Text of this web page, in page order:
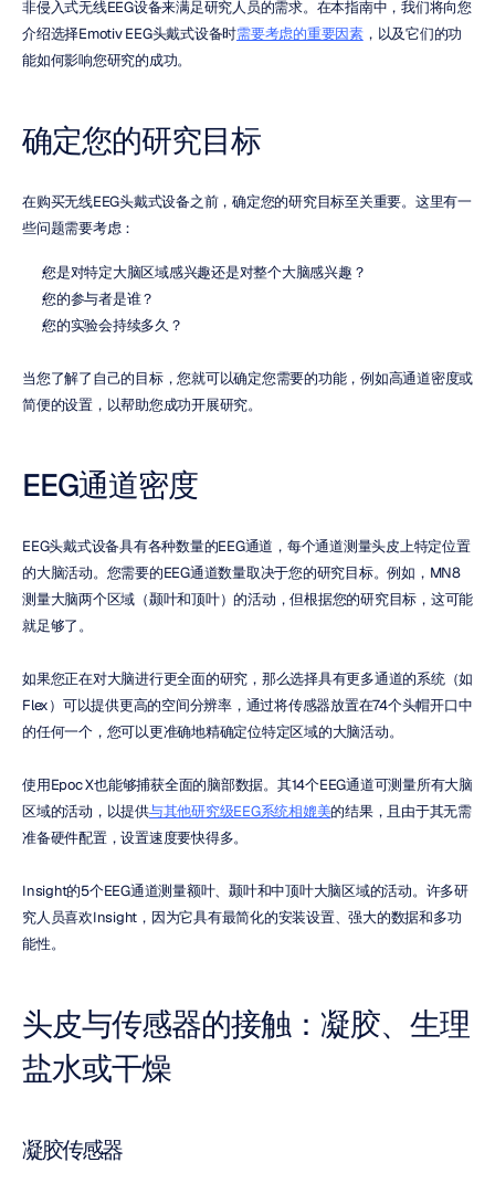
非侵入式无线EEG设备来满足研究人员的需求。在本指南中，我们将向您
介绍选择Emotiv EEG头戴式设备时需要考虑的重要因素，以及它们的功
能如何影响您研究的成功。
确定您的研究目标
在购买无线EEG头戴式设备之前，确定您的研究目标至关重要。这里有一
些问题需要考虑：
您是对特定大脑区域感兴趣还是对整个大脑感兴趣？
您的参与者是谁？
您的实验会持续多久？
当您了解了自己的目标，您就可以确定您需要的功能，例如高通道密度或
简便的设置，以帮助您成功开展研究。
EEG通道密度
EEG头戴式设备具有各种数量的EEG通道，每个通道测量头皮上特定位置
的大脑活动。您需要的EEG通道数量取决于您的研究目标。例如，MN8
测量大脑两个区域（颞叶和顶叶）的活动，但根据您的研究目标，这可能
就足够了。
如果您正在对大脑进行更全面的研究，那么选择具有更多通道的系统（如
Flex）可以提供更高的空间分辨率，通过将传感器放置在74个头帽开口中
的任何一个，您可以更准确地精确定位特定区域的大脑活动。
使用Epoc X也能够捕获全面的脑部数据。其14个EEG通道可测量所有大脑
区域的活动，以提供与其他研究级EEG系统相媲美的结果，且由于其无需
准备硬件配置，设置速度要快得多。
Insight的5个EEG通道测量额叶、颞叶和中顶叶大脑区域的活动。许多研
究人员喜欢Insight，因为它具有最简化的安装设置、强大的数据和多功
能性。
头皮与传感器的接触：凝胶、生理
盐水或干燥
凝胶传感器